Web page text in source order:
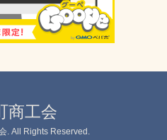
商工会
. All Rights Reserved.